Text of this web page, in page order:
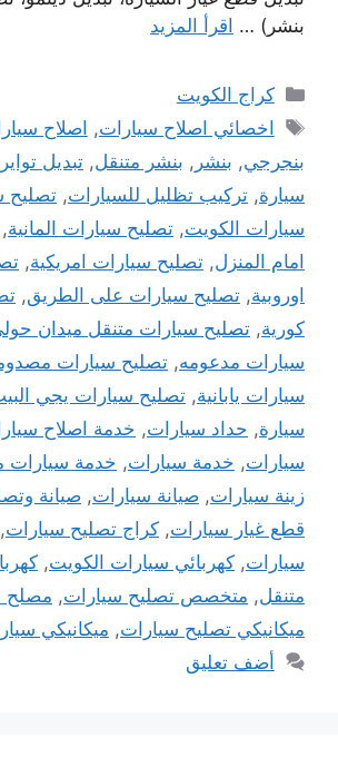
بنشر) … اقرأ المزيد
التصنيفات
كراج الكويت
الوسوم
اخصائي اصلاح سيارات, اصلاح
بنجرجي, بنشر , بنشر متنقل, تبديل تواير
سيارة, تركيب تظليل للسيارات, تصليح
سيارات الكويت, تصليح سيارات المانية,
امام المنزل, تصليح سيارات امريكية,
اوروبية, تصليح سيارات على الطريق,
كورية, تصليح سيارات متنقل ميدان
سيارات مدعومه, تصليح سيارات
سيارات يابانية, تصليح سيارات يجي
سيارة, حداد سيارات, خدمة اصلاح
سيارات, خدمة سيارات, خدمة سيارات
زينة سيارات, صيانة سيارات, صيانة
قطع غيار سيارات, كراج تصليح سيارات,
سيارات, كهربائي سيارات الكويت,
متنقل, متخصص تصليح سيارات, مصلح
ميكانيكي تصليح سيارات, ميكانيكي
أضف تعليق